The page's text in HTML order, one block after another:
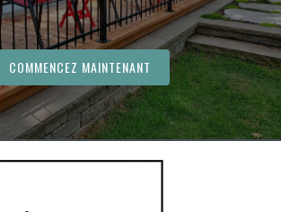
COMMENCEZ MAINTENANT